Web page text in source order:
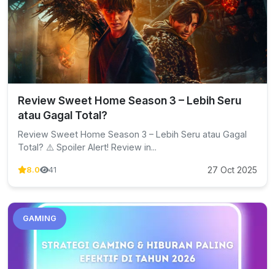
Review Sweet Home Season 3 – Lebih Seru
atau Gagal Total?
Review Sweet Home Season 3 – Lebih Seru atau Gagal
Total? ⚠️ Spoiler Alert! Review in...
8.0 41 27 Oct 2025
GAMING